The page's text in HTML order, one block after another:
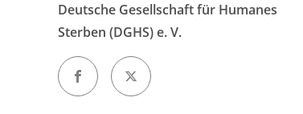
Deutsche Gesellschaft für Humanes
Sterben (DGHS) e. V.